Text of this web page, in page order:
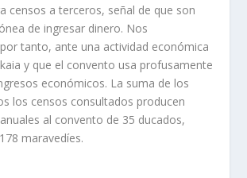
censos a terceros, señal de que son
de ingresar dinero. Nos
tanto, ante una actividad económica
y que el convento usa profusamente
económicos. La suma de los
los censos consultados producen
al convento de 35 ducados,
maravedíes.